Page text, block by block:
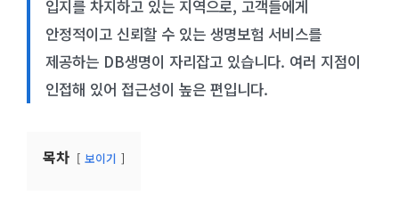
입지를 차지하고 있는 지역으로, 고객들에게
안정적이고 신뢰할 수 있는 생명보험 서비스를
제공하는 DB생명이 자리잡고 있습니다. 여러 지점이
인접해 있어 접근성이 높은 편입니다.
목차 보이기